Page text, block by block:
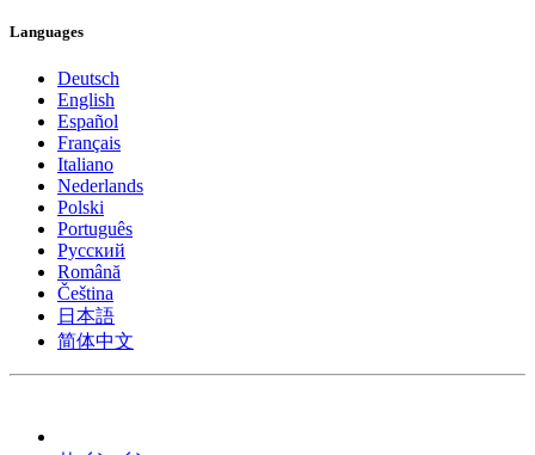
Languages
Deutsch
English
Español
Français
Italiano
Nederlands
Polski
Português
Pусский
Română
Čeština
日本語
简体中文